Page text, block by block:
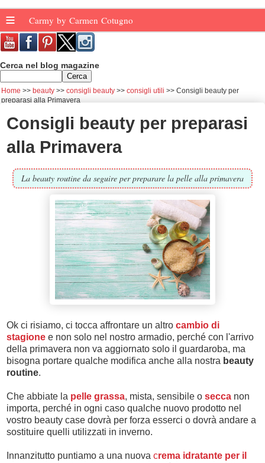
≡ Carmy by Carmen Cotugno
Cerca nel blog magazine
Home beauty consigli beauty consigli utili
Consigli beauty per
preparasi alla Primavera
Consigli beauty per preparasi
alla Primavera
La beauty routine da seguire per preparare la pelle alla primavera
Ok ci risiamo, ci tocca affrontare un altro cambio di
stagione e non solo nel nostro armadio, perché con l'arrivo
della primavera non va aggiornato solo il guardaroba, ma
bisogna portare qualche modifica anche alla nostra beauty
routine.
Che abbiate la pelle grassa, mista, sensibile o secca non
importa, perché in ogni caso qualche nuovo prodotto nel
vostro beauty case dovrà per forza esserci o dovrà andare a
sostituire quelli utilizzati in inverno.
Innanzitutto puntiamo a una nuova crema idratante per il